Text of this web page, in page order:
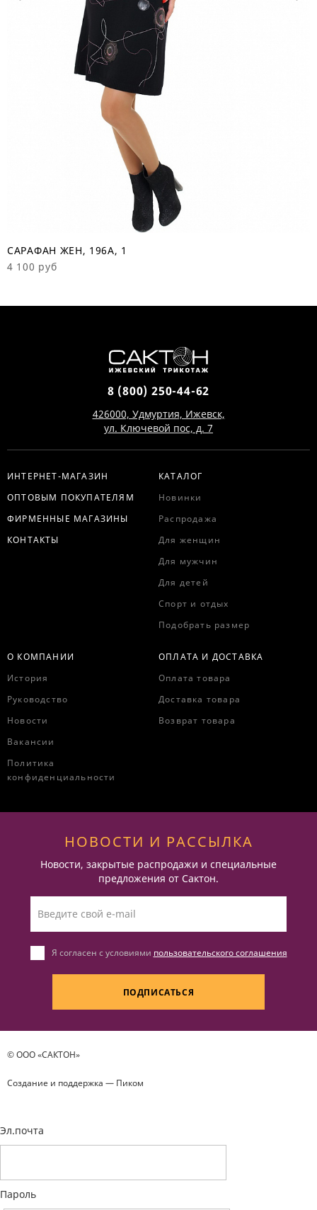
САРАФАН ЖЕН, 196А, 1
4 100 руб
8 (800) 250-44-62
426000, Удмуртия, Ижевск,
ул. Ключевой пос, д. 7
ИНТЕРНЕТ-МАГАЗИН
ОПТОВЫМ ПОКУПАТЕЛЯМ
ФИРМЕННЫЕ МАГАЗИНЫ
КОНТАКТЫ
КАТАЛОГ
Новинки
Распродажа
Для женщин
Для мужчин
Для детей
Спорт и отдых
Подобрать размер
О КОМПАНИИ
История
Руководство
Новости
Вакансии
Политика
конфиденциальности
ОПЛАТА И ДОСТАВКА
Оплата товара
Доставка товара
Возврат товара
НОВОСТИ И РАССЫЛКА
Новости, закрытые распродажи и специальные
предложения от Сактон.
Я согласен с условиями пользовательского соглашения
ПОДПИСАТЬСЯ
© ООО «САКТОН»
Создание и поддержка — Пиком
Эл.почта
Пароль